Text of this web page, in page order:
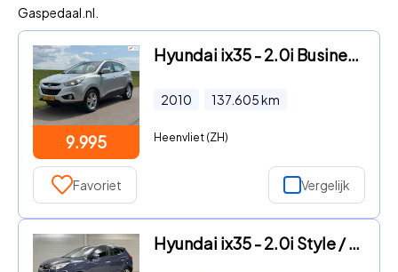
Gaspedaal.nl.
9.995
Hyundai ix35 - 2.0i Business Edition | Automaat | Cruise Control | Trekhaak
2010 137.605km
Heenvliet (ZH)
Favoriet Vergelijk
Hyundai ix35 - 2.0i Style / Half Lederen Bekleding / Trekhaak 1600 KG / Dua